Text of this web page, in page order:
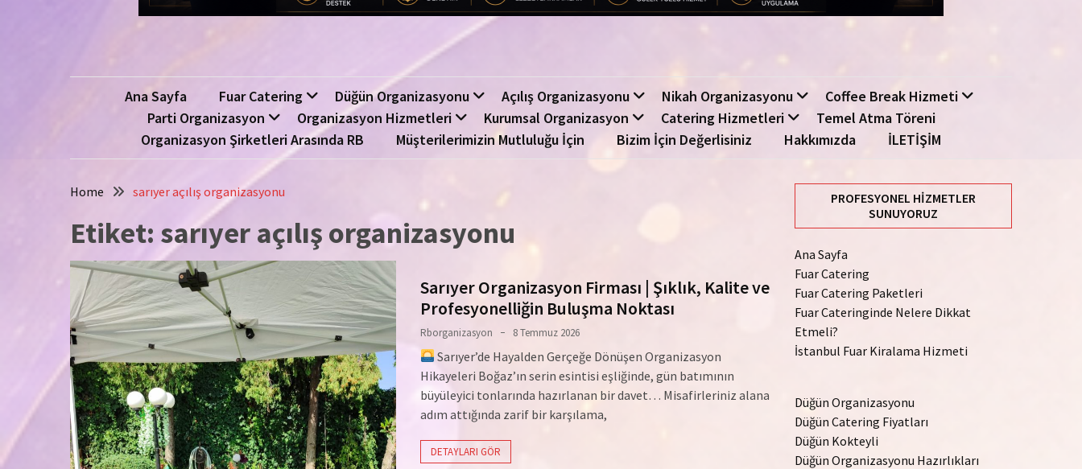
Ana Sayfa Fuar Catering Düğün Organizasyonu Açılış Organizasyonu Nikah Organizasyonu
Coffee Break Hizmeti
Parti Organizasyon
Organizasyon Hizmetleri Kurumsal Organizasyon Catering Hizmetleri
Temel Atma Töreni
Organizasyon Şirketleri Arasında RB
Müşterilerimizin Mutluluğu İçin Bizim İçin Değerlisiniz Hakkımızda İLETİŞİM
Home sarıyer açılış organizasyonu
Etiket: sarıyer açılış organizasyonu
Sarıyer Organizasyon Firması | Şıklık, Kalite ve
Profesyonelliğin Buluşma Noktası
Rborganizasyon 8 Temmuz 2026
Sarıyer’de Hayalden Gerçeğe Dönüşen Organizasyon
Hikayeleri Boğaz’ın serin esintisi eşliğinde, gün batımının
büyüleyici tonlarında hazırlanan bir davet… Misafirleriniz alana
adım attığında zarif bir karşılama,
DETAYLARI GÖR
PROFESYONEL HIZMETLER
SUNUYORUZ
Ana Sayfa
Fuar Catering
Fuar Catering Paketleri
Fuar Cateringinde Nelere Dikkat
Etmeli?
İstanbul Fuar Kiralama Hizmeti
Düğün Organizasyonu
Düğün Catering Fiyatları
Düğün Kokteyli
Düğün Organizasyonu Hazırlıkları